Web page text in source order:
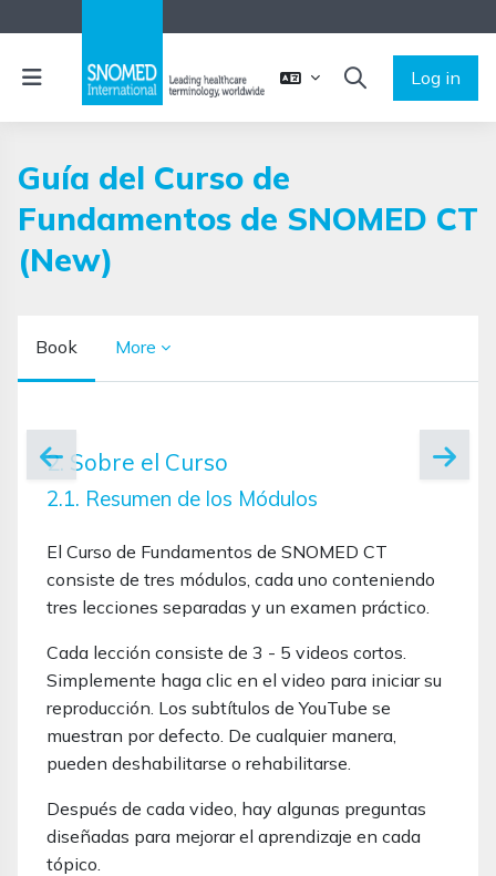
Side panel
TOGGLE SEARCH
Log in
Guía del Curso de
Fundamentos de SNOMED CT
(New)
Book More
2. Sobre el Curso
2.1. Resumen de los Módulos
El Curso de Fundamentos de SNOMED CT
consiste de tres módulos, cada uno conteniendo
tres lecciones separadas y un examen práctico.
Cada lección consiste de 3 - 5 videos cortos.
Simplemente haga clic en el video para iniciar su
reproducción. Los subtítulos de YouTube se
muestran por defecto. De cualquier manera,
pueden deshabilitarse o rehabilitarse.
Después de cada video, hay algunas preguntas
diseñadas para mejorar el aprendizaje en cada
tópico.